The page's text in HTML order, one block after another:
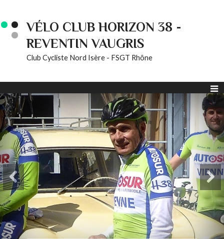
VÉLO CLUB HORIZON 38 -
REVENTIN VAUGRIS
Club Cycliste Nord Isère - FSGT Rhône